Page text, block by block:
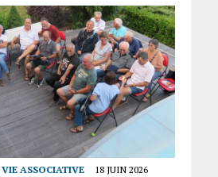
VIE ASSOCIATIVE 18 JUIN 2026